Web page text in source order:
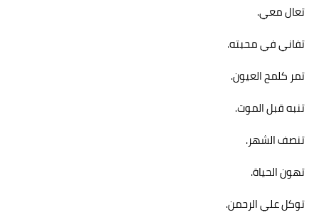
تعال معي.
تفاني في محبته.
تمر كلمح العيون.
تنبه قبل الموت.
تنصف الشهر.
تهون الحياة.
توكل علي الرحمن.